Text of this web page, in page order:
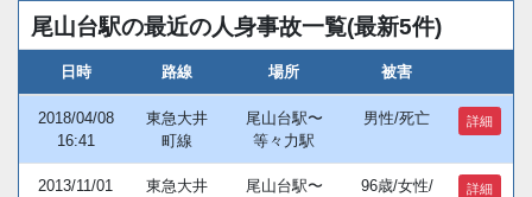
尾山台駅の最近の人身事故一覧(最新5件)
日時 路線 場所 被害
2018/04/08
16:41
東急大井
町線
尾山台駅〜
等々力駅
男性/死亡 詳細
2013/11/01
東急大井
尾山台駅〜
96歳/女性/
詳細